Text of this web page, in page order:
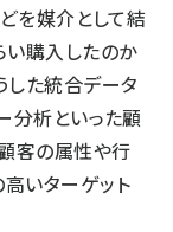
を媒介として結
い購入したのか
した統合データ
分析といった顧
客の属性や行
いターゲット